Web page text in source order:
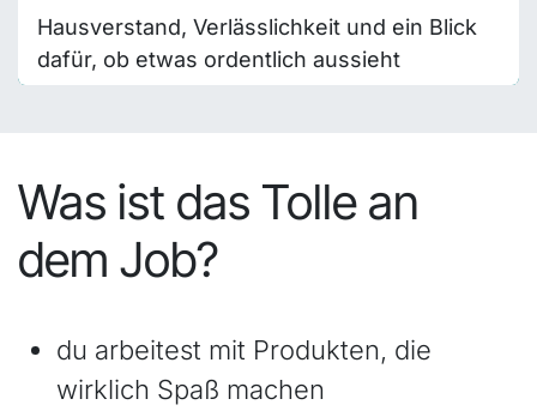
Hausverstand, Verlässlichkeit und ein Blick
dafür, ob etwas ordentlich aussieht
Was ist das Tolle an
dem Job?
du arbeitest mit Produkten, die
wirklich Spaß machen